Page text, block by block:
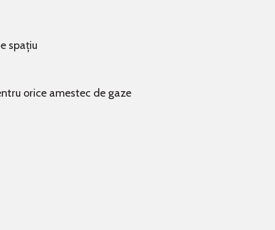
spațiu
orice amestec de gaze